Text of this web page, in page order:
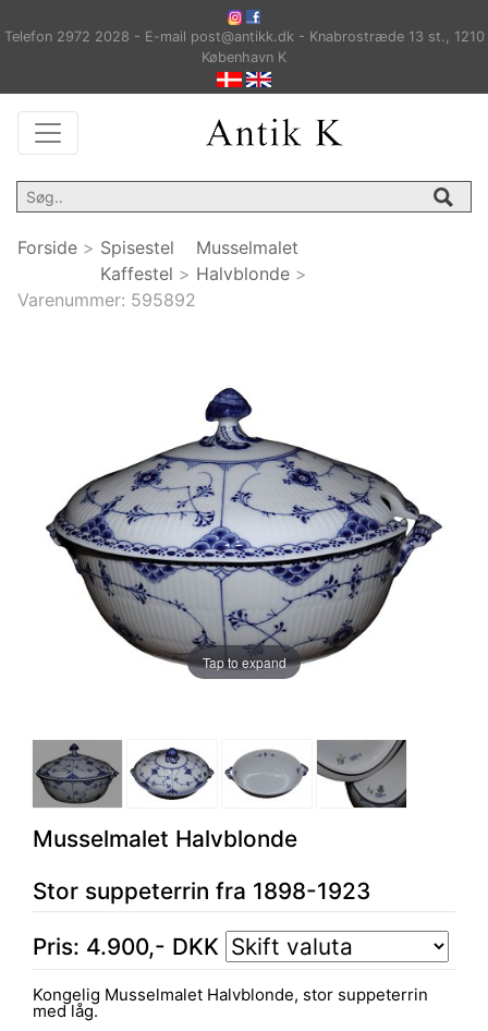
Telefon 2972 2028 - E-mail post@antikk.dk - Knabrostræde 13 st., 1210
København K
Forside > Spisestel
Kaffestel >
Musselmalet
Halvblonde >
Varenummer: 595892
Tap to expand
Musselmalet Halvblonde
Stor suppeterrin fra 1898-1923
Pris: 4.900,- DKK
Kongelig Musselmalet Halvblonde, stor suppeterrin
med låg.